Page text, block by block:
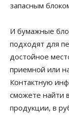
запасным
И бумажные
подходят для
достойное
приемной или
Контактную
сможете найти
продукции, в